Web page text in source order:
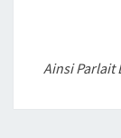
Ainsi Parlait